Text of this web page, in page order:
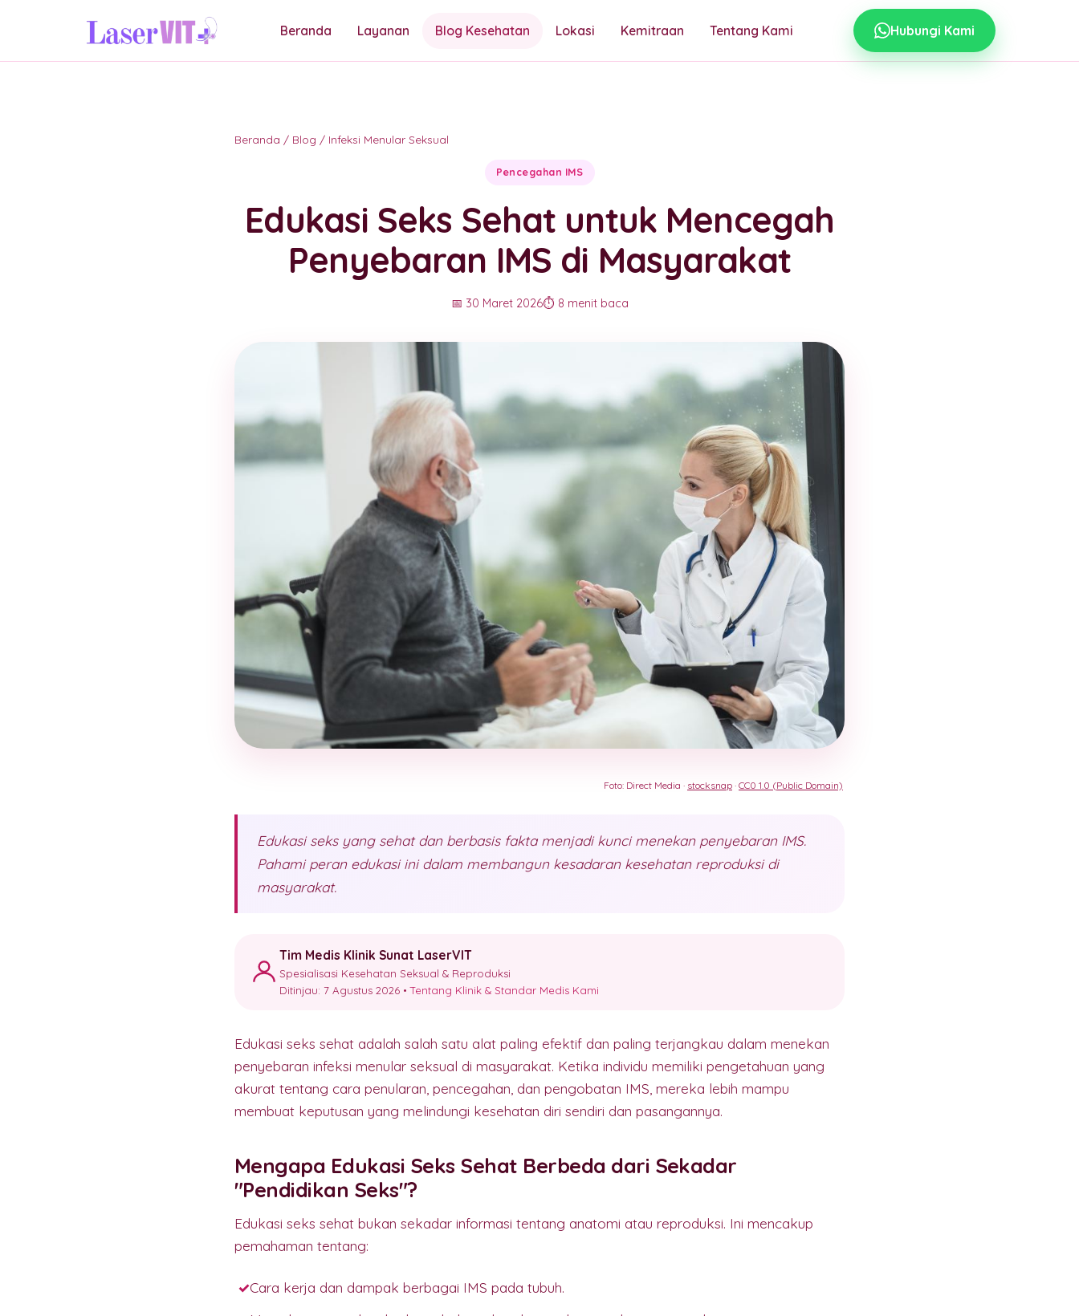
Beranda Layanan Blog Kesehatan Lokasi Kemitraan Tentang Kami Hubungi Kami
Beranda / Blog / Infeksi Menular Seksual
Pencegahan IMS
Edukasi Seks Sehat untuk Mencegah
Penyebaran IMS di Masyarakat
📅 30 Maret 2026⏱️ 8 menit baca
Foto: Direct Media · stocksnap · CC0 1.0 (Public Domain)
Edukasi seks yang sehat dan berbasis fakta menjadi kunci menekan penyebaran IMS.
Pahami peran edukasi ini dalam membangun kesadaran kesehatan reproduksi di
masyarakat.
Tim Medis Klinik Sunat LaserVIT
Spesialisasi Kesehatan Seksual & Reproduksi
Ditinjau: 7 Agustus 2026 •Tentang Klinik & Standar Medis Kami
Edukasi seks sehat adalah salah satu alat paling efektif dan paling terjangkau dalam menekan
penyebaran infeksi menular seksual di masyarakat. Ketika individu memiliki pengetahuan yang
akurat tentang cara penularan, pencegahan, dan pengobatan IMS, mereka lebih mampu
membuat keputusan yang melindungi kesehatan diri sendiri dan pasangannya.
Mengapa Edukasi Seks Sehat Berbeda dari Sekadar
"Pendidikan Seks"?
Edukasi seks sehat bukan sekadar informasi tentang anatomi atau reproduksi. Ini mencakup
pemahaman tentang:
Cara kerja dan dampak berbagai IMS pada tubuh.